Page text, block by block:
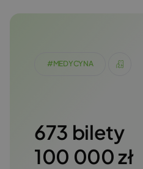
#MEDYCYNA
673 bilety
100 000 zł